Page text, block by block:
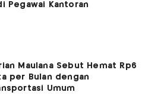
Pegawai Kantoran
Maulana Sebut Hemat Rp6
per Bulan dengan
Umum